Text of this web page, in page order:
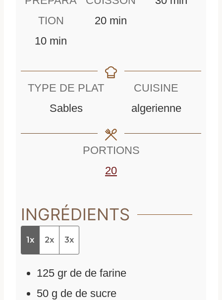
TION
10m
n
u
min
20m
u
s
min
t
TYPE DE PLAT
Sables
CUISINE
algerienne
PORTIONS
20
INGRÉDIENTS
1x 2x 3x
125 gr de de farine
50 g de de sucre